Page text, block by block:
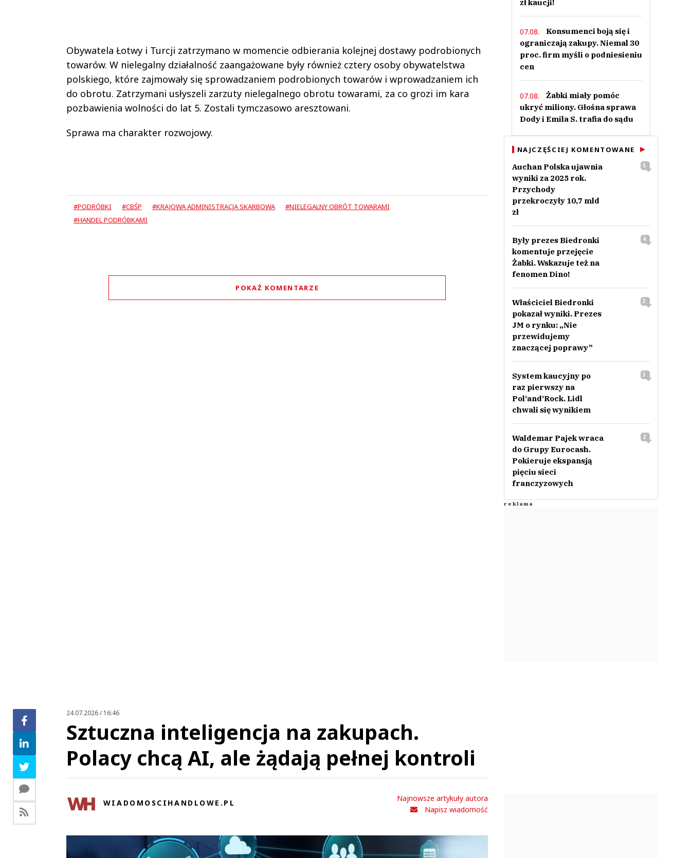
Obywatela Łotwy i Turcji zatrzymano w momencie odbierania kolejnej dostawy podrobionych
towarów. W nielegalny działalność zaangażowane były również cztery osoby obywatelstwa
polskiego, które zajmowały się sprowadzaniem podrobionych towarów i wprowadzaniem ich
do obrotu. Zatrzymani usłyszeli zarzuty nielegalnego obrotu towarami, za co grozi im kara
pozbawienia wolności do lat 5. Zostali tymczasowo aresztowani.
Sprawa ma charakter rozwojowy.
#PODRÓBKI #CBŚP #KRAJOWA ADMINISTRACJA SKARBOWA
#NIELEGALNY OBRÓT TOWARAMI
#HANDEL PODRÓBKAMI
POKAŻ KOMENTARZE
zł kaucji!
07.08.
Konsumenci boją się i
ograniczają zakupy. Niemal 30
proc. firm myśli o podniesieniu
cen
07.08.
Żabki miały pomóc
ukryć miliony. Głośna sprawa
Dody i Emila S. trafia do sądu
NAJCZĘŚCIEJ KOMENTOWANE
Auchan Polska ujawnia
wyniki za 2025 rok.
Przychody
przekroczyły 10,7 mld
zł
5
Były prezes Biedronki
komentuje przejęcie
Żabki. Wskazuje też na
fenomen Dino!
4
Właściciel Biedronki
pokazał wyniki. Prezes
JM o rynku: „Nie
przewidujemy
znaczącej poprawy”
3
System kaucyjny po
raz pierwszy na
Pol‘and‘Rock. Lidl
chwali się wynikiem
3
Waldemar Pajek wraca
do Grupy Eurocash.
Pokieruje ekspansją
pięciu sieci
franczyzowych
2
24.07.2026 / 16:46
Sztuczna inteligencja na zakupach.
Polacy chcą AI, ale żądają pełnej kontroli
WIADOMOSCIHANDLOWE.PL
Najnowsze artykuły autora
Napisz wiadomość